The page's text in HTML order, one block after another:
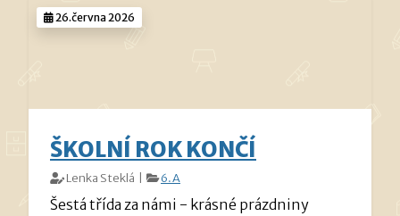
26.června 2026
ŠKOLNÍ ROK KONČÍ
Lenka Steklá | 6.A
Šestá třída za námi - krásné prázdniny